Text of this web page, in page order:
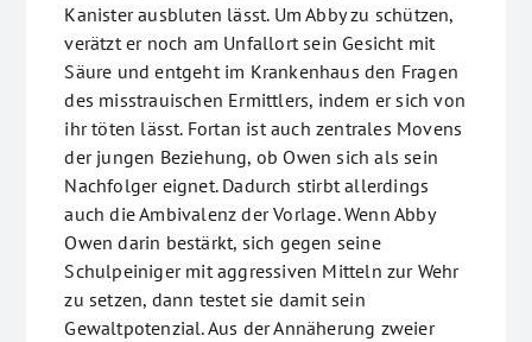
Kanister ausbluten lässt. Um Abby zu schützen,
verätzt er noch am Unfallort sein Gesicht mit
Säure und entgeht im Krankenhaus den Fragen
des misstrauischen Ermittlers, indem er sich von
ihr töten lässt. Fortan ist auch zentrales Movens
der jungen Beziehung, ob Owen sich als sein
Nachfolger eignet. Dadurch stirbt allerdings
auch die Ambivalenz der Vorlage. Wenn Abby
Owen darin bestärkt, sich gegen seine
Schulpeiniger mit aggressiven Mitteln zur Wehr
zu setzen, dann testet sie damit sein
Gewaltpotenzial. Aus der Annäherung zweier